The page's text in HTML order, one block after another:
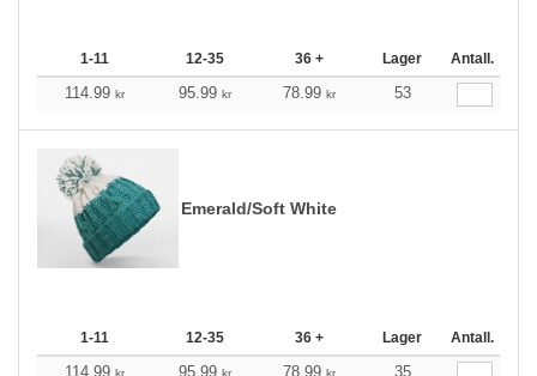
1-11 12-35 36 + Lager Antall.
114.99 kr 95.99 kr 78.99 kr 53
Emerald/Soft White
1-11 12-35 36 + Lager Antall.
114.99 kr 95.99 kr 78.99 kr 35